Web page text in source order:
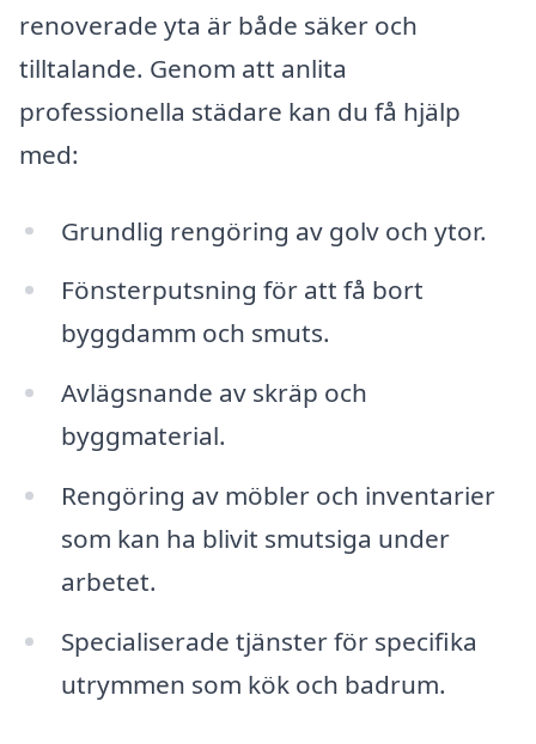
renoverade yta är både säker och
tilltalande. Genom att anlita
professionella städare kan du få hjälp
med:
Grundlig rengöring av golv och ytor.
Fönsterputsning för att få bort
byggdamm och smuts.
Avlägsnande av skräp och
byggmaterial.
Rengöring av möbler och inventarier
som kan ha blivit smutsiga under
arbetet.
Specialiserade tjänster för specifika
utrymmen som kök och badrum.